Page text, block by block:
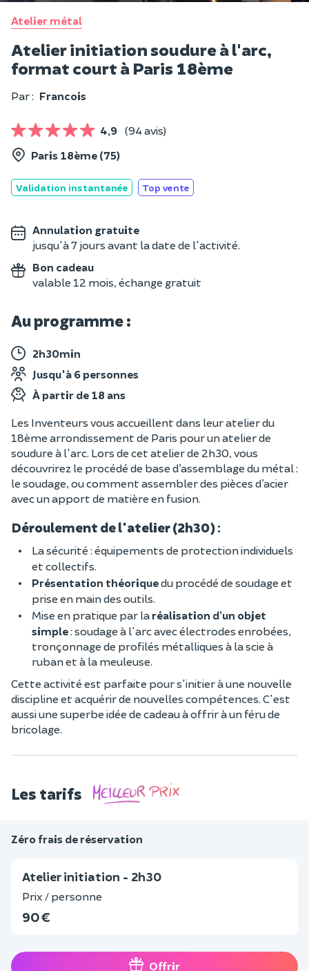
Atelier métal
Atelier initiation soudure à l'arc,
format court à Paris 18ème
Par : Francois
4,9 (94 avis)
Paris 18ème (75)
Validation instantanée Top vente
Annulation gratuite
jusqu'à 7 jours avant la date de l'activité.
Bon cadeau
valable 12 mois, échange gratuit
Au programme :
2h30min
Jusqu'à 6 personnes
À partir de 18 ans
Les Inventeurs vous accueillent dans leur atelier du
18ème arrondissement de Paris pour un atelier de
soudure à l'arc. Lors de cet atelier de 2h30, vous
découvrirez le procédé de base d’assemblage du métal :
le soudage, ou comment assembler des pièces d’acier
avec un apport de matière en fusion.
Déroulement de l'atelier (2h30):
La sécurité : équipements de protection individuels
et collectifs.
Présentation théoriquedu procédé de soudage et
prise en main des outils.
Mise en pratique par laréalisation d’un objet
simple: soudage à l'arc avec électrodes enrobées,
tronçonnage de profilés métalliques à la scie à
ruban et à la meuleuse.
Cette activité est parfaite pour s'initier à une nouvelle
discipline et acquérir de nouvelles compétences. C'est
aussi une superbe idée de cadeau à offrir à un féru de
bricolage.
Les tarifs
Zéro frais de réservation
Atelier initiation - 2h30
Prix / personne
90 €
Offrir